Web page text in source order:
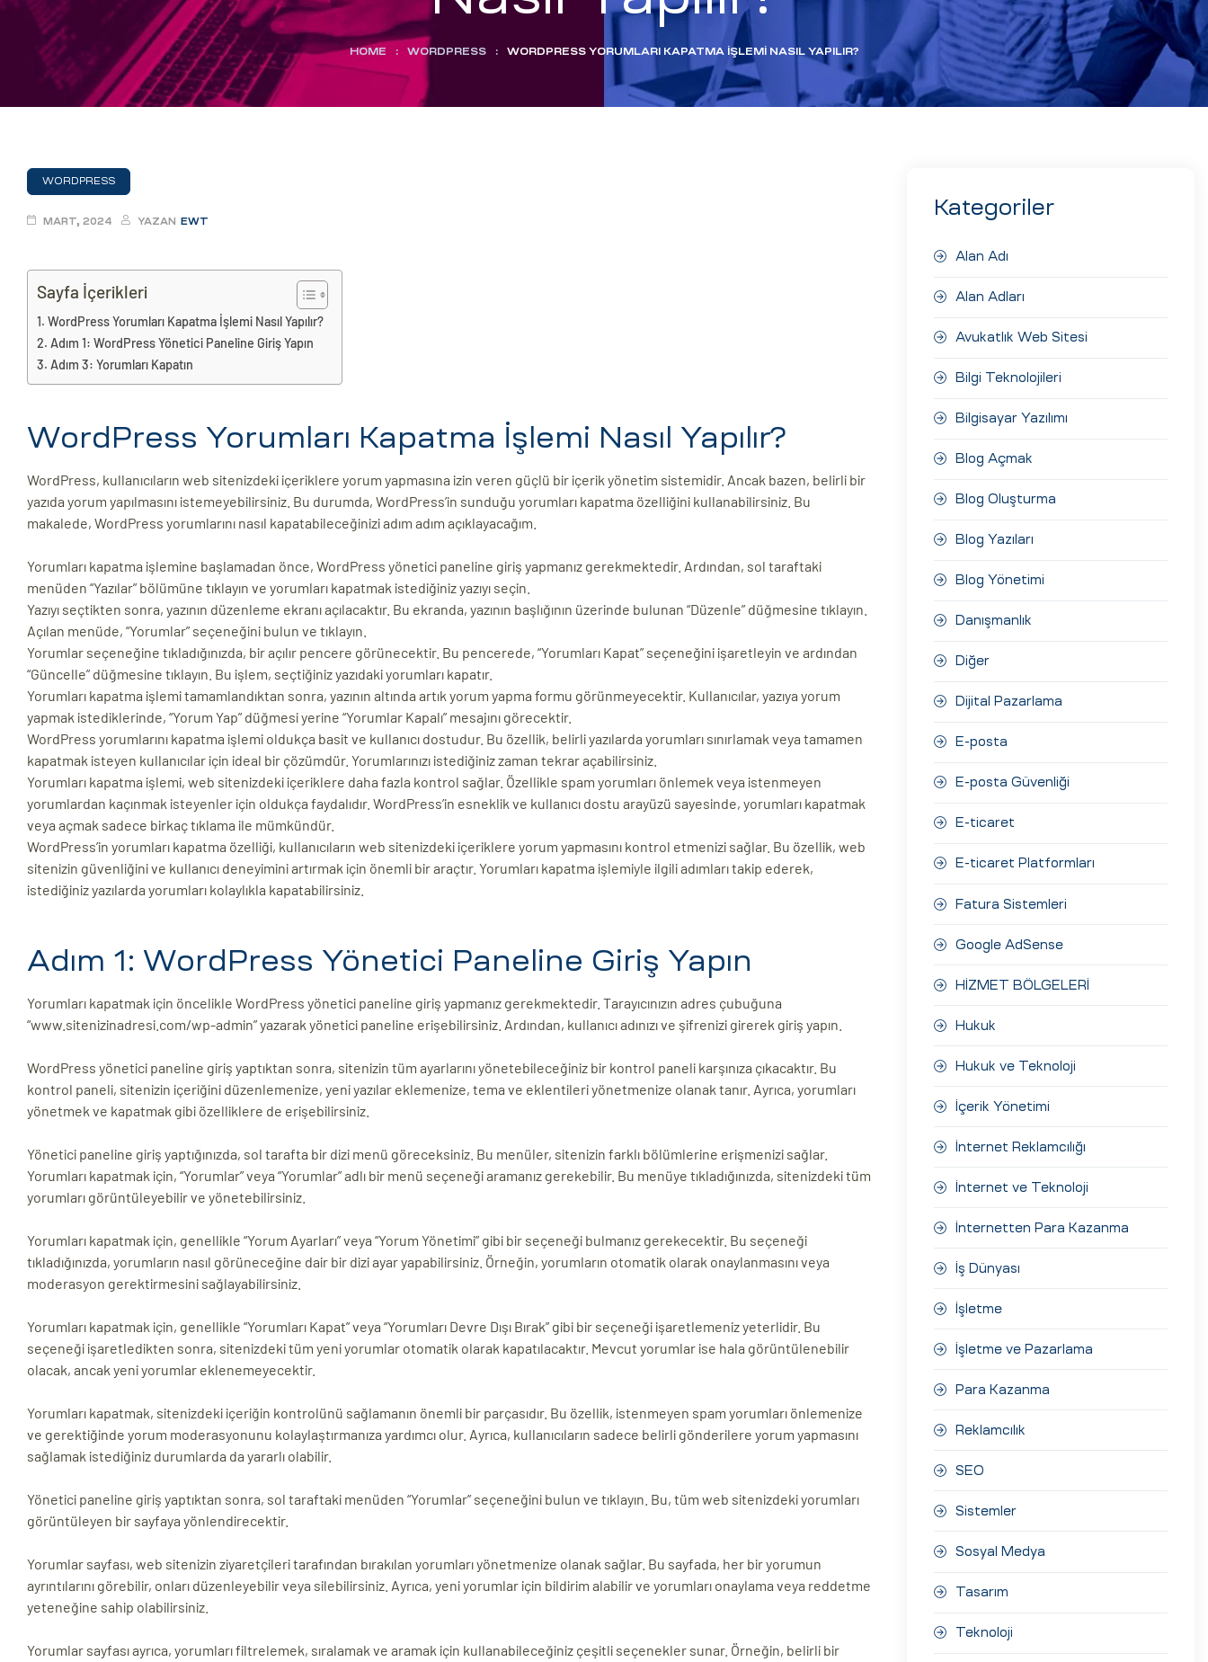
Aday
HOME : WORDPRESS : WORDPRESS YORUMLARI KAPATMA İŞLEMI NASIL YAPILIR?
WORDPRESS
MART, 2024 YAZAN EWT
Sayfa İçerikleri
WordPress Yorumları Kapatma İşlemi Nasıl Yapılır?
Adım 1: WordPress Yönetici Paneline Giriş Yapın
Adım 3: Yorumları Kapatın
WordPress Yorumları Kapatma İşlemi Nasıl Yapılır?
WordPress, kullanıcıların web sitenizdeki içeriklere yorum yapmasına izin veren güçlü bir içerik yönetim sistemidir. Ancak bazen, belirli bir
yazıda yorum yapılmasını istemeyebilirsiniz. Bu durumda, WordPress’in sunduğu yorumları kapatma özelliğini kullanabilirsiniz. Bu
makalede, WordPress yorumlarını nasıl kapatabileceğinizi adım adım açıklayacağım.
Yorumları kapatma işlemine başlamadan önce, WordPress yönetici paneline giriş yapmanız gerekmektedir. Ardından, sol taraftaki
menüden “Yazılar” bölümüne tıklayın ve yorumları kapatmak istediğiniz yazıyı seçin.
Yazıyı seçtikten sonra, yazının düzenleme ekranı açılacaktır. Bu ekranda, yazının başlığının üzerinde bulunan “Düzenle” düğmesine tıklayın.
Açılan menüde, “Yorumlar” seçeneğini bulun ve tıklayın.
Yorumlar seçeneğine tıkladığınızda, bir açılır pencere görünecektir. Bu pencerede, “Yorumları Kapat” seçeneğini işaretleyin ve ardından
“Güncelle” düğmesine tıklayın. Bu işlem, seçtiğiniz yazıdaki yorumları kapatır.
Yorumları kapatma işlemi tamamlandıktan sonra, yazının altında artık yorum yapma formu görünmeyecektir. Kullanıcılar, yazıya yorum
yapmak istediklerinde, “Yorum Yap” düğmesi yerine “Yorumlar Kapalı” mesajını görecektir.
WordPress yorumlarını kapatma işlemi oldukça basit ve kullanıcı dostudur. Bu özellik, belirli yazılarda yorumları sınırlamak veya tamamen
kapatmak isteyen kullanıcılar için ideal bir çözümdür. Yorumlarınızı istediğiniz zaman tekrar açabilirsiniz.
Yorumları kapatma işlemi, web sitenizdeki içeriklere daha fazla kontrol sağlar. Özellikle spam yorumları önlemek veya istenmeyen
yorumlardan kaçınmak isteyenler için oldukça faydalıdır. WordPress’in esneklik ve kullanıcı dostu arayüzü sayesinde, yorumları kapatmak
veya açmak sadece birkaç tıklama ile mümkündür.
WordPress’in yorumları kapatma özelliği, kullanıcıların web sitenizdeki içeriklere yorum yapmasını kontrol etmenizi sağlar. Bu özellik, web
sitenizin güvenliğini ve kullanıcı deneyimini artırmak için önemli bir araçtır. Yorumları kapatma işlemiyle ilgili adımları takip ederek,
istediğiniz yazılarda yorumları kolaylıkla kapatabilirsiniz.
Adım 1: WordPress Yönetici Paneline Giriş Yapın
Yorumları kapatmak için öncelikle WordPress yönetici paneline giriş yapmanız gerekmektedir. Tarayıcınızın adres çubuğuna
“www.sitenizinadresi.com/wp-admin” yazarak yönetici paneline erişebilirsiniz. Ardından, kullanıcı adınızı ve şifrenizi girerek giriş yapın.
WordPress yönetici paneline giriş yaptıktan sonra, sitenizin tüm ayarlarını yönetebileceğiniz bir kontrol paneli karşınıza çıkacaktır. Bu
kontrol paneli, sitenizin içeriğini düzenlemenize, yeni yazılar eklemenize, tema ve eklentileri yönetmenize olanak tanır. Ayrıca, yorumları
yönetmek ve kapatmak gibi özelliklere de erişebilirsiniz.
Yönetici paneline giriş yaptığınızda, sol tarafta bir dizi menü göreceksiniz. Bu menüler, sitenizin farklı bölümlerine erişmenizi sağlar.
Yorumları kapatmak için, “Yorumlar” veya “Yorumlar” adlı bir menü seçeneği aramanız gerekebilir. Bu menüye tıkladığınızda, sitenizdeki tüm
yorumları görüntüleyebilir ve yönetebilirsiniz.
Yorumları kapatmak için, genellikle “Yorum Ayarları” veya “Yorum Yönetimi” gibi bir seçeneği bulmanız gerekecektir. Bu seçeneği
tıkladığınızda, yorumların nasıl görüneceğine dair bir dizi ayar yapabilirsiniz. Örneğin, yorumların otomatik olarak onaylanmasını veya
moderasyon gerektirmesini sağlayabilirsiniz.
Yorumları kapatmak için, genellikle “Yorumları Kapat” veya “Yorumları Devre Dışı Bırak” gibi bir seçeneği işaretlemeniz yeterlidir. Bu
seçeneği işaretledikten sonra, sitenizdeki tüm yeni yorumlar otomatik olarak kapatılacaktır. Mevcut yorumlar ise hala görüntülenebilir
olacak, ancak yeni yorumlar eklenemeyecektir.
Yorumları kapatmak, sitenizdeki içeriğin kontrolünü sağlamanın önemli bir parçasıdır. Bu özellik, istenmeyen spam yorumları önlemenize
ve gerektiğinde yorum moderasyonunu kolaylaştırmanıza yardımcı olur. Ayrıca, kullanıcıların sadece belirli gönderilere yorum yapmasını
sağlamak istediğiniz durumlarda da yararlı olabilir.
Yönetici paneline giriş yaptıktan sonra, sol taraftaki menüden “Yorumlar” seçeneğini bulun ve tıklayın. Bu, tüm web sitenizdeki yorumları
görüntüleyen bir sayfaya yönlendirecektir.
Yorumlar sayfası, web sitenizin ziyaretçileri tarafından bırakılan yorumları yönetmenize olanak sağlar. Bu sayfada, her bir yorumun
ayrıntılarını görebilir, onları düzenleyebilir veya silebilirsiniz. Ayrıca, yeni yorumlar için bildirim alabilir ve yorumları onaylama veya reddetme
yeteneğine sahip olabilirsiniz.
Yorumlar sayfası ayrıca, yorumları filtrelemek, sıralamak ve aramak için kullanabileceğiniz çeşitli seçenekler sunar. Örneğin, belirli bir
Kategoriler
Alan Adı
Alan Adları
Avukatlık Web Sitesi
Bilgi Teknolojileri
Bilgisayar Yazılımı
Blog Açmak
Blog Oluşturma
Blog Yazıları
Blog Yönetimi
Danışmanlık
Diğer
Dijital Pazarlama
E-posta
E-posta Güvenliği
E-ticaret
E-ticaret Platformları
Fatura Sistemleri
Google AdSense
HİZMET BÖLGELERİ
Hukuk
Hukuk ve Teknoloji
İçerik Yönetimi
İnternet Reklamcılığı
İnternet ve Teknoloji
İnternetten Para Kazanma
İş Dünyası
İşletme
İşletme ve Pazarlama
Para Kazanma
Reklamcılık
SEO
Sistemler
Sosyal Medya
Tasarım
Teknoloji